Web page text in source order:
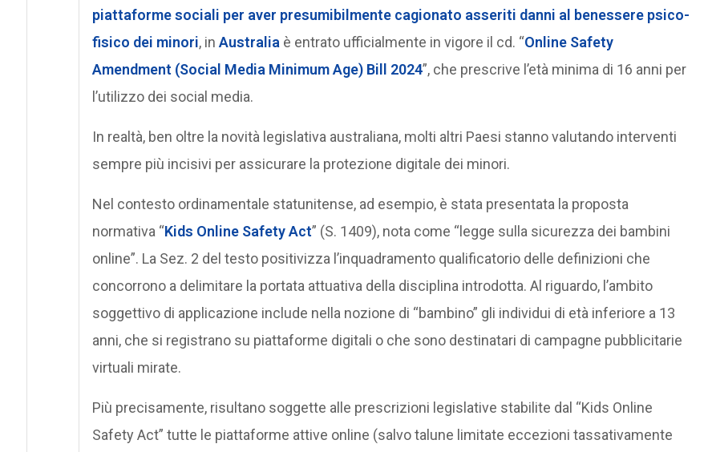
piattaforme sociali per aver presumibilmente cagionato asseriti danni al benessere psico-
fisico dei minori, in Australia è entrato ufficialmente in vigore il cd. “Online Safety
Amendment (Social Media Minimum Age) Bill 2024”, che prescrive l’età minima di 16 anni per
l’utilizzo dei social media.
In realtà, ben oltre la novità legislativa australiana, molti altri Paesi stanno valutando interventi
sempre più incisivi per assicurare la protezione digitale dei minori.
Nel contesto ordinamentale statunitense, ad esempio, è stata presentata la proposta
normativa “Kids Online Safety Act” (S. 1409), nota come “legge sulla sicurezza dei bambini
online”. La Sez. 2 del testo positivizza l’inquadramento qualificatorio delle definizioni che
concorrono a delimitare la portata attuativa della disciplina introdotta. Al riguardo, l’ambito
soggettivo di applicazione include nella nozione di “bambino” gli individui di età inferiore a 13
anni, che si registrano su piattaforme digitali o che sono destinatari di campagne pubblicitarie
virtuali mirate.
Più precisamente, risultano soggette alle prescrizioni legislative stabilite dal “Kids Online
Safety Act” tutte le piattaforme attive online (salvo talune limitate eccezioni tassativamente